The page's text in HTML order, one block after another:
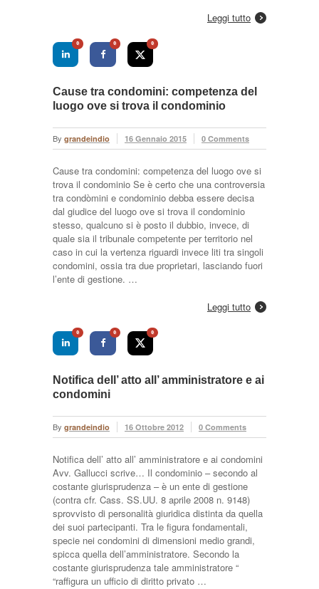
Leggi tutto
0 0 0
Cause tra condomini: competenza del
luogo ove si trova il condominio
By grandeindio 16 Gennaio 2015 0 Comments
Cause tra condomini: competenza del luogo ove si
trova il condominio Se è certo che una controversia
tra condòmini e condominio debba essere decisa
dal giudice del luogo ove si trova il condominio
stesso, qualcuno si è posto il dubbio, invece, di
quale sia il tribunale competente per territorio nel
caso in cui la vertenza riguardi invece liti tra singoli
condomini, ossia tra due proprietari, lasciando fuori
l’ente di gestione. …
Leggi tutto
0 0 0
Notifica dell’ atto all’ amministratore e ai
condomini
By grandeindio 16 Ottobre 2012 0 Comments
Notifica dell’ atto all’ amministratore e ai condomini
Avv. Gallucci scrive… Il condominio – secondo al
costante giurisprudenza – è un ente di gestione
(contra cfr. Cass. SS.UU. 8 aprile 2008 n. 9148)
sprovvisto di personalità giuridica distinta da quella
dei suoi partecipanti. Tra le figura fondamentali,
specie nei condomini di dimensioni medio grandi,
spicca quella dell’amministratore. Secondo la
costante giurisprudenza tale amministratore “
“raffigura un ufficio di diritto privato …